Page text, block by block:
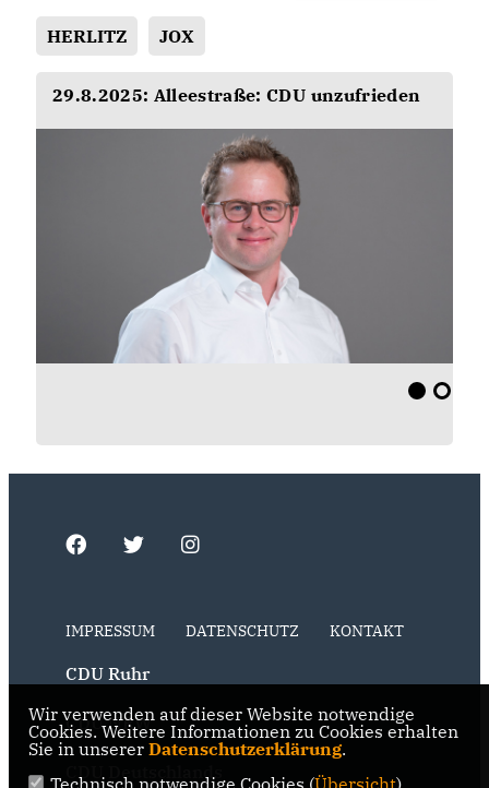
HERLITZ JOX
29.8.2025: Alleestraße: CDU unzufrieden
IMPRESSUM DATENSCHUTZ KONTAKT
CDU Ruhr
CDU NRW
Wir verwenden auf dieser Website notwendige
Cookies. Weitere Informationen zu Cookies erhalten
Sie in unserer Datenschutzerklärung.
Technisch notwendige Cookies (Übersicht)